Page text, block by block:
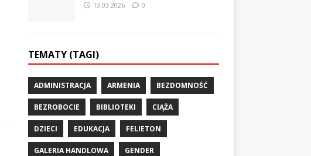
13.03.2026 0
TEMATY (TAGI)
ADMINISTRACJA ARMENIA BEZDOMNOŚĆ
BEZROBOCIE BIBLIOTEKI CIĄŻA
DZIECI EDUKACJA FELIETON
GALERIA HANDLOWA GENDER